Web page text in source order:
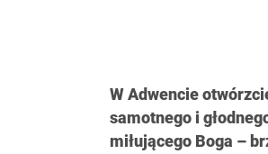
W Adwencie
samotnego i
miłującego Boga –